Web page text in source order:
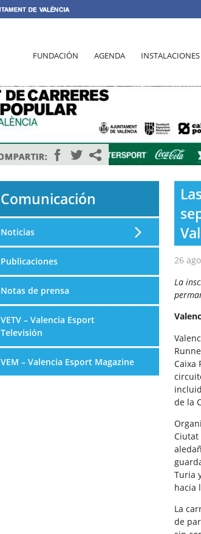
FUNDACIÓN AGENDA INSTALACIONES
26
La
Caixa
de la
Ciutat
Turia
hacia
La
de
Comunicación
Noticias
Publicaciones
Notas de prensa
VETV – Valencia Esport
Televisión
VEM – Valencia Esport Magazine